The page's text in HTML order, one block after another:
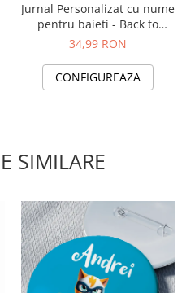
Jurnal Personalizat cu nume
pentru baieti - Back to
school
34,99 RON
CONFIGUREAZA
SIMILARE